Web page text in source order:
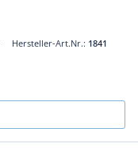
Hersteller-Art.Nr.: 1841